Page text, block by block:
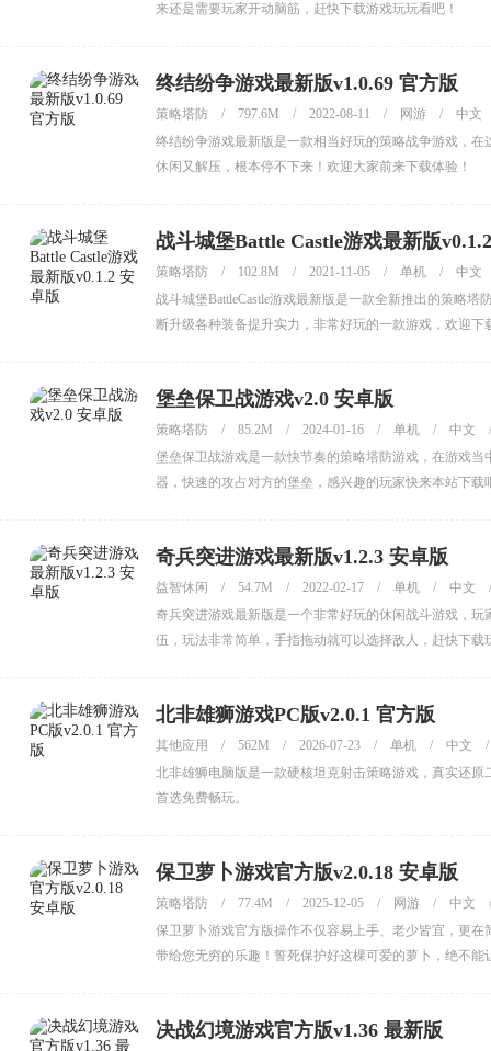
来还是需要玩家开动脑筋，赶快下载游戏玩玩看吧！
终结纷争游戏最新版v1.0.69 官方版
策略塔防 / 797.6M / 2022-08-11 / 网游 /
中文
终结纷争游戏最新版是一款相当好玩的策略战争游戏，
休闲又解压，根本停不下来！欢迎大家前来下载体验！
战斗城堡Battle Castle游戏最新版
策略塔防 / 102.8M / 2021-11-05 / 单机 /
中文
战斗城堡BattleCastle游戏最新版是一款全新推出的策略
断升级各种装备提升实力，非常好玩的一款游戏，欢迎下
堡垒保卫战游戏v2.0 安卓版
策略塔防 / 85.2M / 2024-01-16 / 单机 / 中文
/
堡垒保卫战游戏是一款快节奏的策略塔防游戏，在游戏
器，快速的攻占对方的堡垒，感兴趣的玩家快来本站下载
奇兵突进游戏最新版v1.2.3 安卓版
益智休闲 / 54.7M / 2022-02-17 / 单机 / 中文
/
奇兵突进游戏最新版是一个非常好玩的休闲战斗游戏，
伍，玩法非常简单，手指拖动就可以选择敌人，赶快下载
北非雄狮游戏PC版v2.0.1 官方版
其他应用 / 562M / 2026-07-23 / 单机 / 中文
/
北非雄狮电脑版是一款硬核坦克射击策略游戏，真实还
首选免费畅玩。
保卫萝卜游戏官方版v2.0.18 安卓版
策略塔防 / 77.4M / 2025-12-05 / 网游 / 中文
/
保卫萝卜游戏官方版操作不仅容易上手、老少皆宜，更
带给您无穷的乐趣！誓死保护好这棵可爱的萝卜，绝不
决战幻境游戏官方版v1.36 最新版